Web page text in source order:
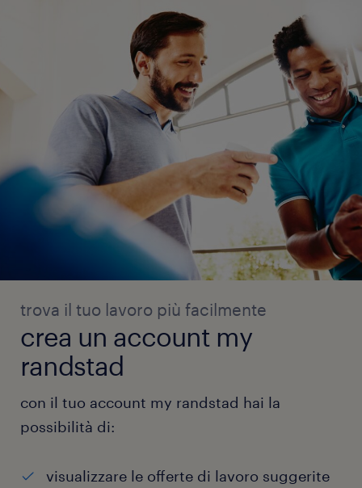
trova il tuo lavoro più facilmente
crea un account my
randstad
con il tuo account my randstad hai la
possibilità di:
visualizzare le offerte di lavoro suggerite